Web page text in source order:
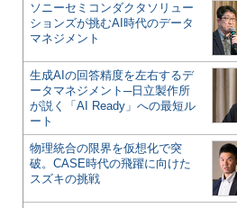
ソニーセミコンダクタソリュー
ションズが挑むAI時代のデータ
マネジメント
生成AIの回答精度を左右するデ
ータマネジメント─日立製作所
が説く「AI Ready」への最短ル
ート
物理統合の限界を仮想化で突
破。CASE時代の飛躍に向けた
スズキの挑戦